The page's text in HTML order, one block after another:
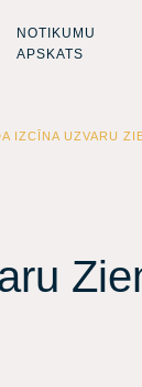
NOTIKUMU
APSKATS
IZCĪNA UZVARU